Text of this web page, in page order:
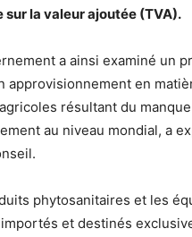
sur la valeur ajoutée (TVA).
a ainsi examiné un
approvisionnement en
résultant du
au niveau mondial, a
phytosanitaires et les
et destinés